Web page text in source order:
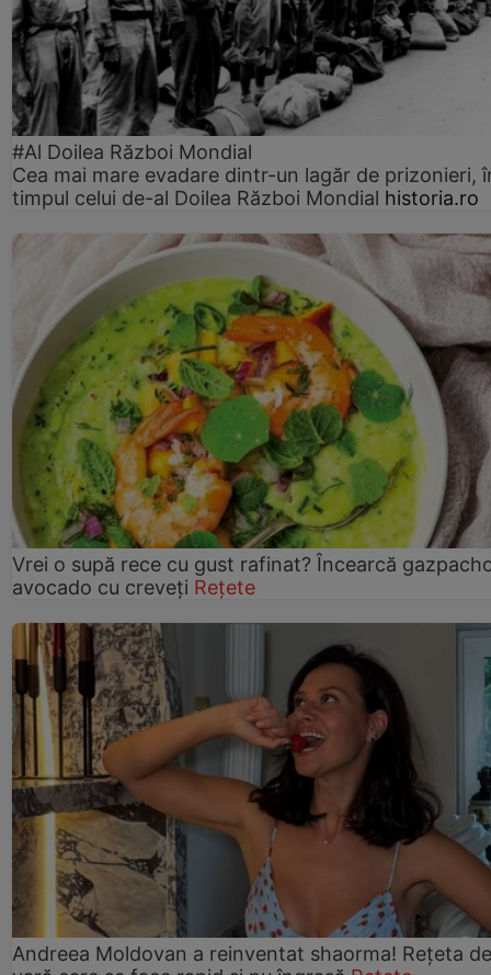
#Al Doilea Război Mondial
Cea mai mare evadare dintr-un lagăr de prizonieri,
timpul celui de-al Doilea Război Mondial historia.ro
Vrei o supă rece cu gust rafinat? Încearcă
avocado cu creveți Rețete
Andreea Moldovan a reinventat shaorma! Rețeta de